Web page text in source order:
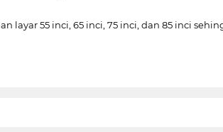
layar 55 inci, 65 inci, 75 inci, dan 85 inci